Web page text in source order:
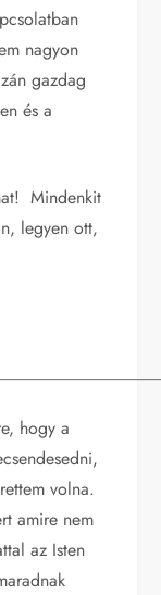
nagyon
gazdag
és a
Mindenkit
legyen ott,
hogy a
volna.
amire nem
az Isten